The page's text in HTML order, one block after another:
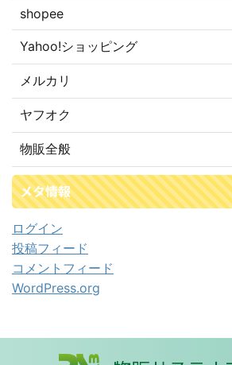
shopee
Yahoo!ショッピング
メルカリ
ヤフオク
物販全般
メタ情報
ログイン
投稿フィード
コメントフィード
WordPress.org